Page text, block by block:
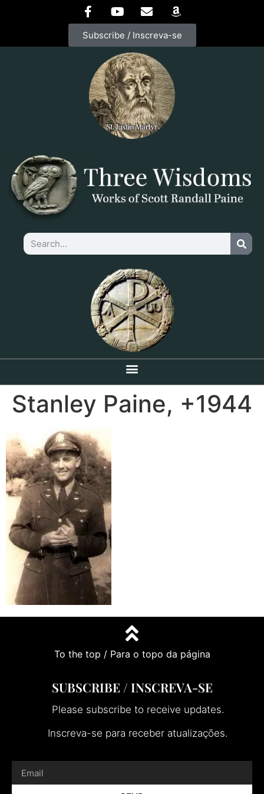
Subscribe / Inscreva-se
Stanley Paine, +1944
To the top / Para o topo da página
SUBSCRIBE / INSCREVA-SE
Please subscribe to receive updates.
Inscreva-se para receber atualizações.